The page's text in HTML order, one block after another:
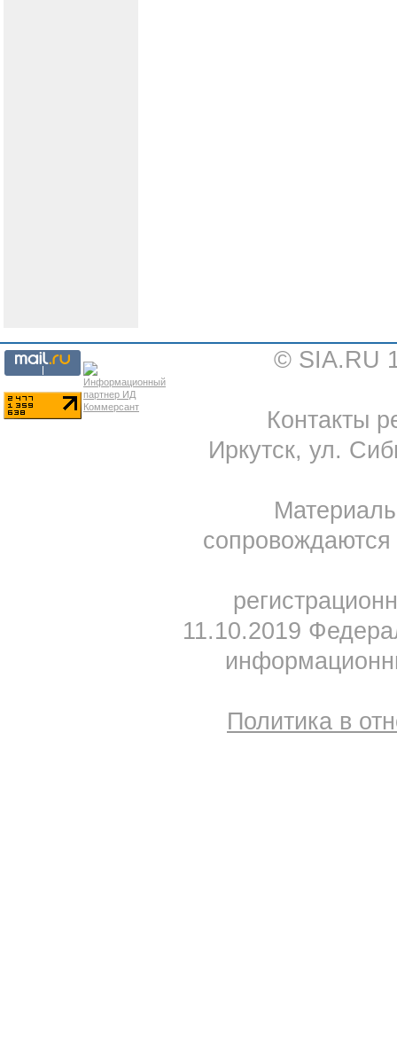
© SIA.RU
Контакты
Иркутск, ул.
11.10.2019
Политика в